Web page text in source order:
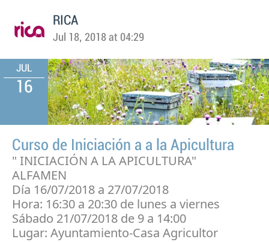
RICA
Jul 18, 2018 at 04:29
JUL
16
Curso de Iniciación a a la Apicultura
" INICIACIÓN A LA APICULTURA"
ALFAMEN
Día 16/07/2018 a 27/07/2018
Hora: 16:30 a 20:30 de lunes a viernes
Sábado 21/07/2018 de 9 a 14:00
Lugar: Ayuntamiento-Casa Agricultor